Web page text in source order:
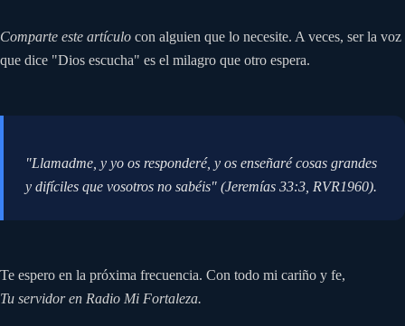
Comparte este artículo con alguien que lo necesite. A veces, ser la voz
que dice "Dios escucha" es el milagro que otro espera.
"Llamadme, y yo os responderé, y os enseñaré cosas grandes
y difíciles que vosotros no sabéis" (Jeremías 33:3, RVR1960).
Te espero en la próxima frecuencia. Con todo mi cariño y fe,
Tu servidor en Radio Mi Fortaleza.